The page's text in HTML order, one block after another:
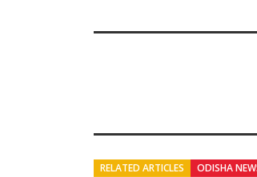
RELATED ARTICLES ODISHA